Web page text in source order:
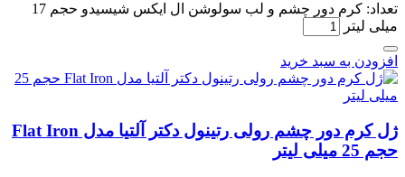
تعداد: کرم دور چشم و لب سولوشن ال ایکس شیسیدو حجم 17
میلی لیتر
افزودن به سبد خرید
ژل کرم دور چشم رولی رتینول دکتر آلتیا مدل Flat Iron
حجم 25 میلی لیتر